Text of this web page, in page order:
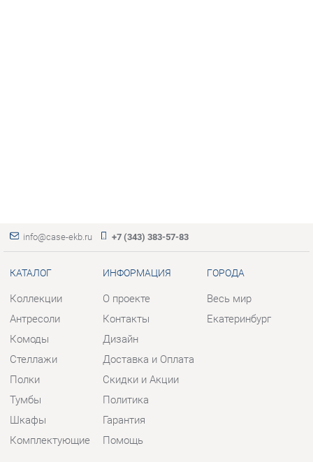
КАТАЛОГ
Коллекции
Комоды
Стеллажи
Полки
Тумбы
Шкафы
Комплектующие
ИНФОРМАЦИЯ
О проекте
Дизайн
Доставка и Оплата
Скидки и Акции
Политика
Гарантия
Помощь
Весь мир
КОНТАКТЫ